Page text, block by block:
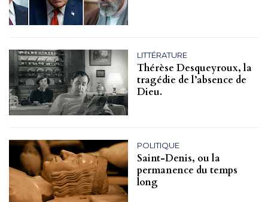
LITTÉRATURE
Thérèse Desqueyroux, la
tragédie de l’absence de
Dieu.
POLITIQUE
Saint-Denis, ou la
permanence du temps
long